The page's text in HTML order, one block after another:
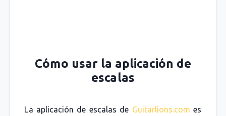
Cómo usar la aplicación de
escalas
La aplicación de escalas de Guitarlions.com es